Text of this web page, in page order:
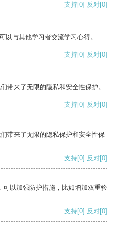
支持[0] 反对[0]
以与其他学习者交流学习心得。
支持[0] 反对[0]
带来了无限的隐私和安全性保护。
支持[0] 反对[0]
带来了无限的隐私保护和安全性保
支持[0] 反对[0]
可以加强防护措施，比如增加双重验
支持[0] 反对[0]